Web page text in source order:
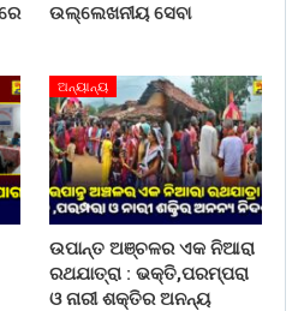
ଉଲ୍ଲେଖନୀୟ ସେବା
ଅନ୍ୟାନ୍ୟ
ଉପାନ୍ତ ଅଞ୍ଚଳର ଏକ ନିଆରା
ରଥଯାତ୍ରା : ଭକ୍ତି,ପରମ୍ପରା
ଓ ନାରୀ ଶକ୍ତିର ଅନନ୍ୟ